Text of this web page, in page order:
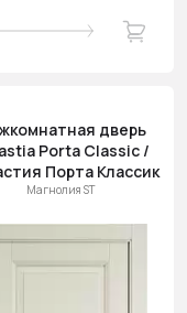
дверь
Porta Classic /
Порта Классик
Магнолия ST